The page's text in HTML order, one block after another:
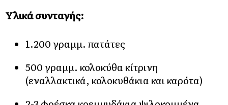
Υλικά συνταγής:
1.200 γραμμ. πατάτες
500 γραμμ. κολοκύθα κίτρινη
(εναλλακτικά, κολοκυθάκια και καρότα)